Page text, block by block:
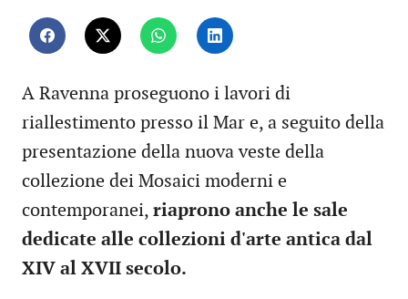
A Ravenna proseguono i lavori di
riallestimento presso il Mar e, a seguito della
presentazione della nuova veste della
collezione dei Mosaici moderni e
contemporanei, riaprono anche le sale
dedicate alle collezioni d'arte antica dal
XIV al XVII secolo.